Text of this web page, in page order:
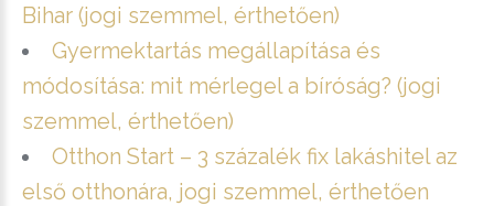
Bihar (jogi szemmel, érthetően)
Gyermektartás megállapítása és
módosítása: mit mérlegel a bíróság? (jogi
szemmel, érthetően)
Otthon Start – 3 százalék fix lakáshitel az
első otthonára, jogi szemmel, érthetően